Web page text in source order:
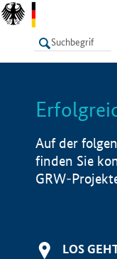
LISTE
Auf der
finden Sie
GRW-
LOS